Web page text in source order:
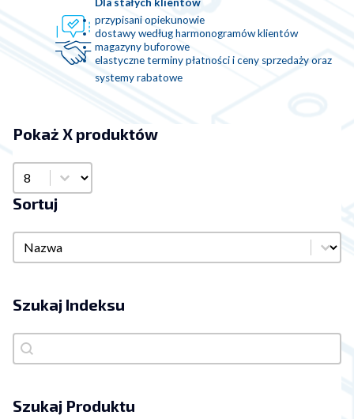
przypisani opiekunowie
dostawy według harmonogramów klientów
magazyny buforowe
elastyczne terminy płatności i ceny sprzedaży oraz
systemy rabatowe
Pokaż X produktów
Pokaż X produktów
Sortuj
Sortuj
Sortuj
Szukaj Indeksu
Szukaj Indeksu
Szukaj Indeksu
Szukaj Produktu